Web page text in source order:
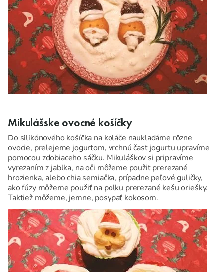
Mikulášske ovocné košíčky
Do silikónového košíčka na koláče naukladáme rôzne
ovocie, prelejeme jogurtom, vrchnú časť jogurtu upravíme
pomocou zdobiaceho sáčku. Mikuláškov si pripravíme
vyrezaním z jablka, na oči môžeme použiť prerezané
hrozienka, alebo chia semiačka, prípadne peľové guličky,
ako fúzy môžeme použiť na polku prerezané kešu oriešky.
Taktiež môžeme, jemne, posypať kokosom.